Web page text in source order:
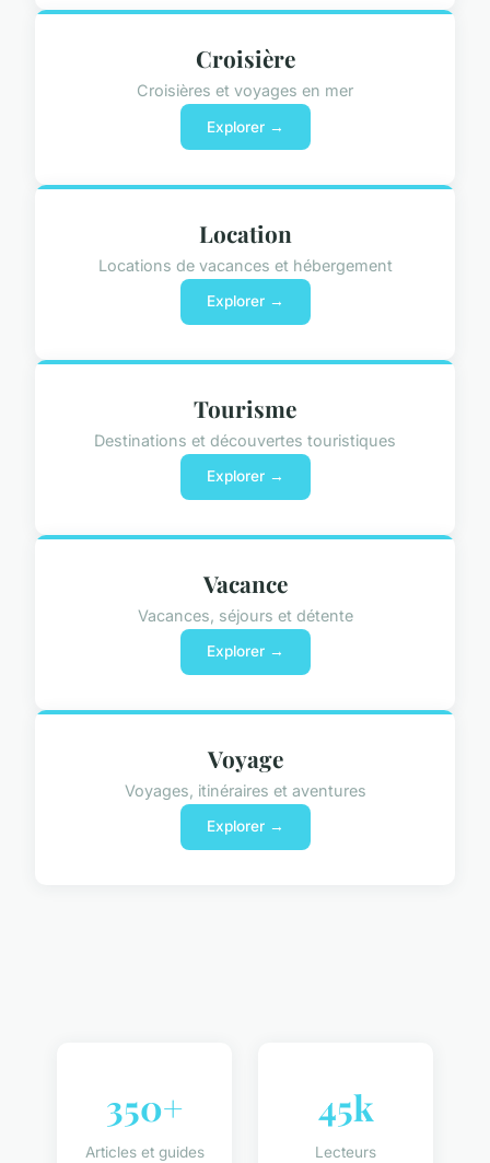
Croisière
Croisières et voyages en mer
Explorer →
Location
Locations de vacances et hébergement
Explorer →
Tourisme
Destinations et découvertes touristiques
Explorer →
Vacance
Vacances, séjours et détente
Explorer →
Voyage
Voyages, itinéraires et aventures
Explorer →
350+
Articles et guides
45k
Lecteurs